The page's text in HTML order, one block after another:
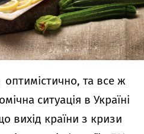
та все ж
ситуація в Україні
вихід країни з кризи